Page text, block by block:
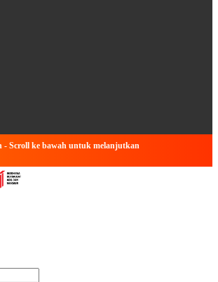
- Scroll ke bawah untuk melanjutkan